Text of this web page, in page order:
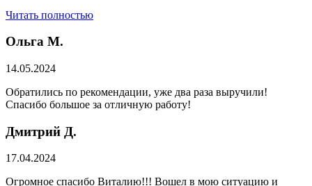
Читать полностью
Ольга М.
14.05.2024
Обратились по рекомендации, уже два раза выручили!
Спасибо большое за отличную работу!
Дмитрий Д.
17.04.2024
Огромное спасибо Виталию!!! Вошел в мою ситуацию и